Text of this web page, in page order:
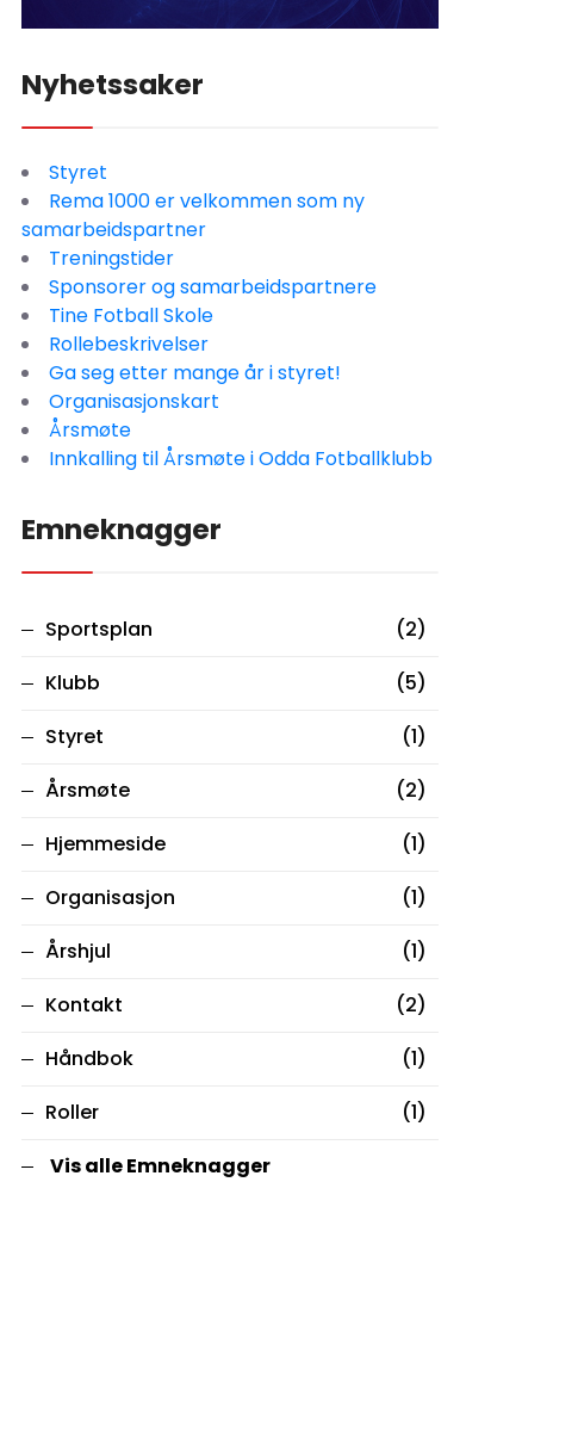
Nyhetssaker
Styret
Rema 1000 er velkommen som ny
samarbeidspartner
Treningstider
Sponsorer og samarbeidspartnere
Tine Fotball Skole
Rollebeskrivelser
Ga seg etter mange år i styret!
Organisasjonskart
Årsmøte
Innkalling til Årsmøte i Odda Fotballklubb
Emneknagger
Sportsplan
(2)
Klubb
(5)
Styret
(1)
Årsmøte
(2)
Hjemmeside
(1)
Organisasjon
(1)
Årshjul
(1)
Kontakt
(2)
Håndbok
(1)
Roller
(1)
Vis alle Emneknagger